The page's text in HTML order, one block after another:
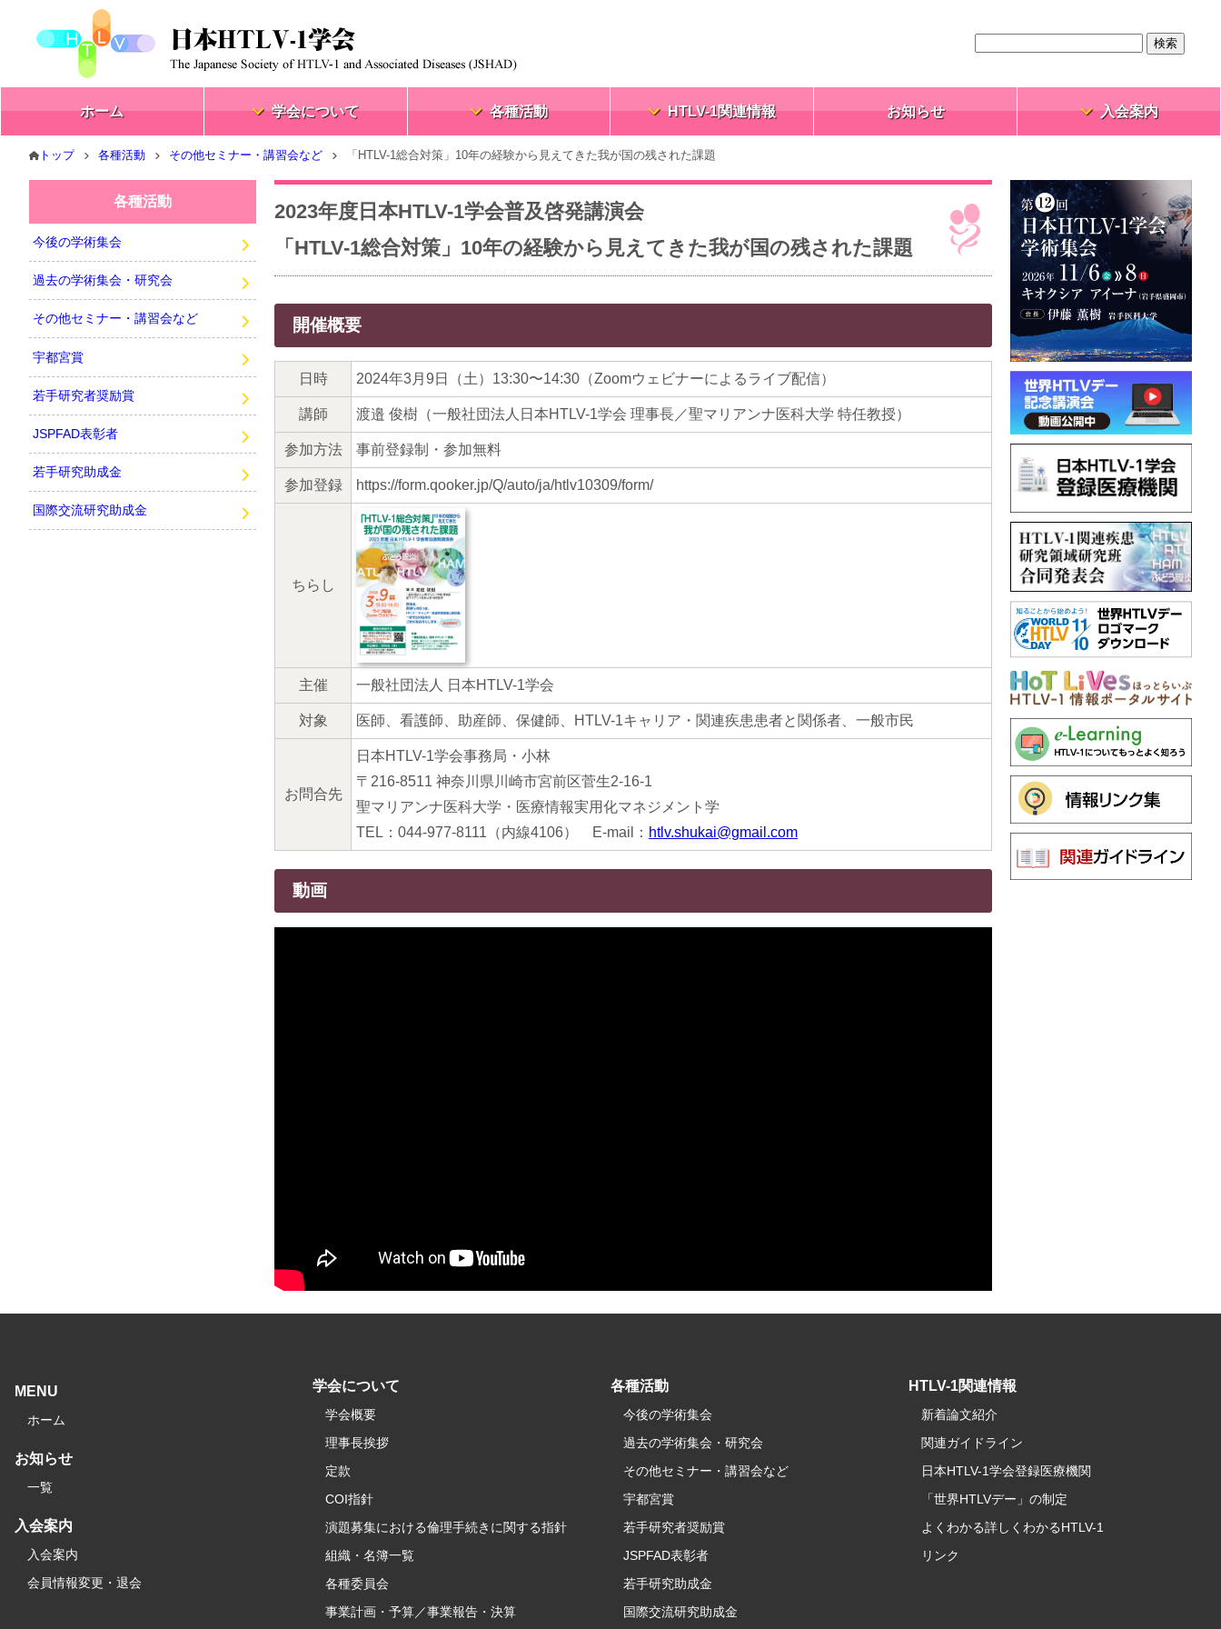
ホーム 学会について 各種活動 HTLV-1関連情報 お知らせ 入会案内
トップ 各種活動 その他セミナー・講習会など 「HTLV-1総合対策」10年の経験から見えてきた我が国の残された課題
2023年度日本HTLV-1学会普及啓発講演会
「HTLV-1総合対策」10年の経験から見えてきた我が国の残された課題
開催概要
日時 2024年3月9日（土）13:30〜14:30（Zoomウェビナーによるライブ配信）
講師 渡邉 俊樹（一般社団法人日本HTLV-1学会 理事長／聖マリアンナ医科大学 特任教授）
参加方法 事前登録制・参加無料
参加登録 https://form.qooker.jp/Q/auto/ja/htlv10309/form/
ちらし
主催 一般社団法人 日本HTLV-1学会
対象 医師、看護師、助産師、保健師、HTLV-1キャリア・関連疾患患者と関係者、一般市民
お問合先
日本HTLV-1学会事務局・小林
〒216-8511 神奈川県川崎市宮前区菅生2-16-1
聖マリアンナ医科大学・医療情報実用化マネジメント学
TEL：044-977-8111（内線4106） E-mail： htlv.shukai@gmail.com
動画
各種活動
今後の学術集会
過去の学術集会・研究会
その他セミナー・講習会など
宇都宮賞
若手研究者奨励賞
JSPFAD表彰者
若手研究助成金
国際交流研究助成金
MENU
ホーム
お知らせ
一覧
入会案内
入会案内
会員情報変更・退会
学会について
学会概要
理事長挨拶
定款
COI指針
演題募集における倫理手続きに関する指針
組織・名簿一覧
各種委員会
事業計画・予算／事業報告・決算
各種活動
今後の学術集会
過去の学術集会・研究会
その他セミナー・講習会など
宇都宮賞
若手研究者奨励賞
JSPFAD表彰者
若手研究助成金
国際交流研究助成金
HTLV-1関連情報
新着論文紹介
関連ガイドライン
日本HTLV-1学会登録医療機関
「世界HTLVデー」の制定
よくわかる詳しくわかるHTLV-1
リンク